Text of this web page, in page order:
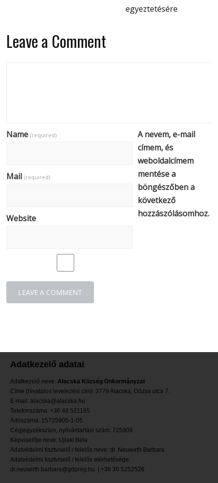
egyeztetésére
Leave a Comment
Name(required)
Mail(required)
Website
A nevem, e-mail
címem, és
weboldalcímem
mentése a
böngészőben a
következő
hozzászólásomhoz.